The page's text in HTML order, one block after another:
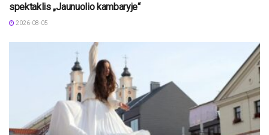
spektaklis „Jaunuolio kambaryje“
2026-08-05